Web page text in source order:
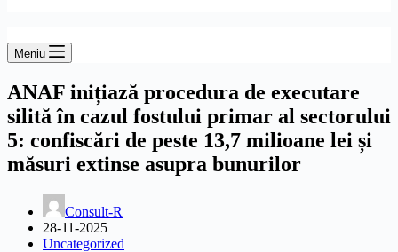
Meniu
ANAF inițiază procedura de executare
silită în cazul fostului primar al sectorului
5: confiscări de peste 13,7 milioane lei și
măsuri extinse asupra bunurilor
Consult-R
28-11-2025
Uncategorized